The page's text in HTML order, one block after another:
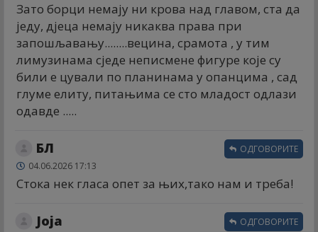
Зато борци немају ни крова над главом, ста да
једу, дјеца немају никаква права при
запошљавању........вецина, срамота , у тим
лимузинама сједе неписмене фигуре које су
били е цували по планинама у опанцима , сад
глуме елиту, питањима се сто младост одлази
одавде .....
БЛ
04.06.2026 17:13
Стока нек гласа опет за њих,тако нам и треба!
ОДГОВОРИТЕ
Јоја ОДГОВОРИТЕ